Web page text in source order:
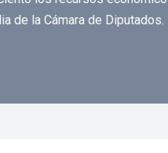
de la Cámara de Diputados.